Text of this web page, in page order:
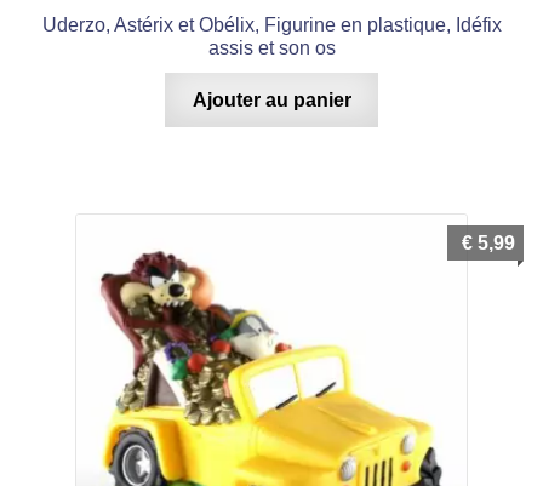
Uderzo, Astérix et Obélix, Figurine en plastique, Idéfix
assis et son os
Ajouter au panier
€ 5,99